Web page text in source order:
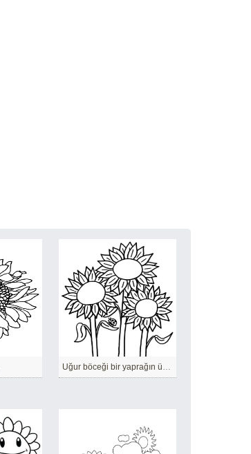
Uğur böceği bir yaprağın üzerinde geziniyor.